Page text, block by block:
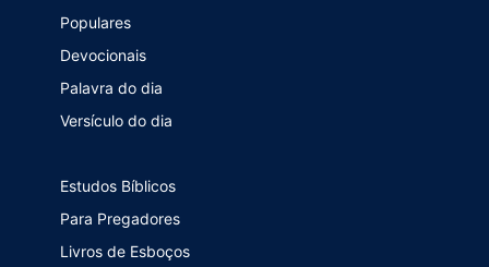
Populares
Devocionais
Palavra do dia
Versículo do dia
Estudos Bíblicos
Para Pregadores
Livros de Esboços